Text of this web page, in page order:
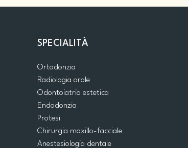
SPECIALITÀ
Ortodonzia
Radiologia orale
Odontoiatria estetica
Endodonzia
Protesi
Chirurgia maxillo-facciale
Anestesiologia dentale